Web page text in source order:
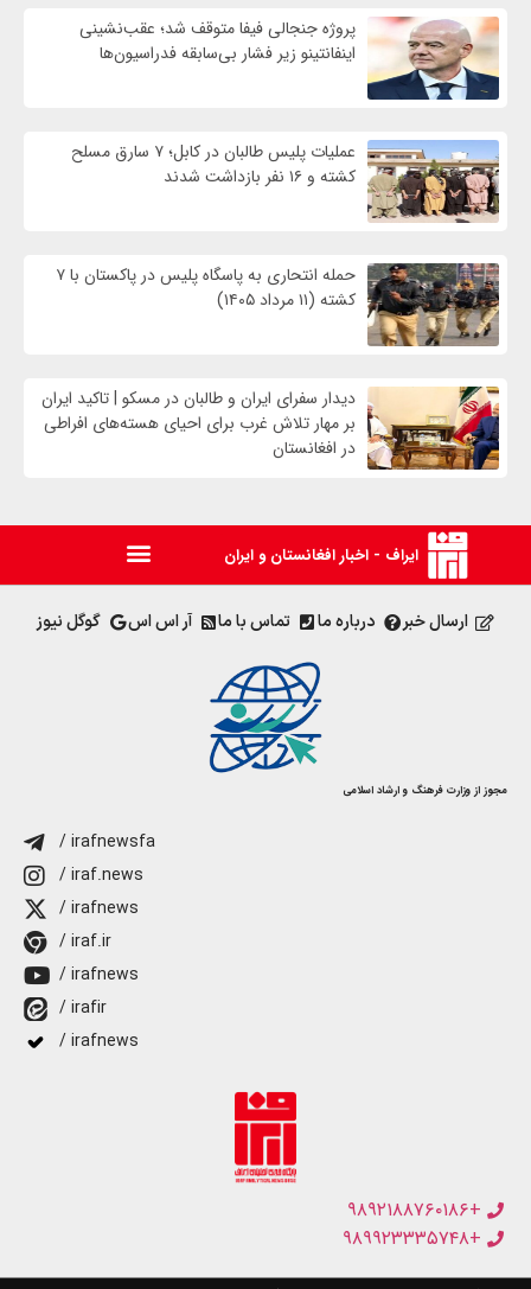
پروژه جنجالی فیفا متوقف شد؛ عقب‌نشینی
اینفانتینو زیر فشار بی‌سابقه فدراسیون‌ها
عملیات پلیس طالبان در کابل؛ ۷ سارق مسلح
کشته و ۱۶ نفر بازداشت شدند
حمله انتحاری به پاسگاه پلیس در پاکستان با ۷
کشته (۱۱ مرداد ۱۴۰۵)
دیدار سفرای ایران و طالبان در مسکو | تاکید ایران
بر مهار تلاش‌ غرب برای احیای هسته‌های افراطی
در افغانستان
ایراف - اخبار افغانستان و ایران
ارسال خبر درباره ما تماس با ما آر اس اس گوگل نیوز
مجوز از وزارت فرهنگ و ارشاد اسلامی
/ irafnewsfa
/ iraf.news
/ irafnews
/ iraf.ir
/ irafnews
/ irafir
/ irafnews
+۹۸۹۲۱۸۸۷۶۰۱۸۶
+۹۸۹۹۲۳۳۳۵۷۴۸